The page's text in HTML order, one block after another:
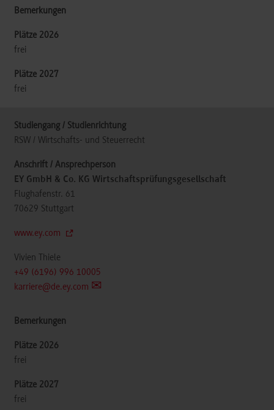
frei
frei
RSW / Wirtschafts- und Steuerrecht
EY GmbH & Co. KG Wirtschaftsprüfungsgesellschaft
Flughafenstr. 61
70629 Stuttgart
www.ey.com
Vivien Thiele
+49 (6196) 996 10005
karriere@de.ey.com
frei
frei